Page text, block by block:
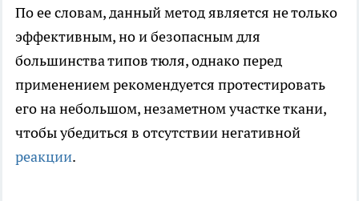
По ее словам, данный метод является не только
эффективным, но и безопасным для
большинства типов тюля, однако перед
применением рекомендуется протестировать
его на небольшом, незаметном участке ткани,
чтобы убедиться в отсутствии негативной
реакции.